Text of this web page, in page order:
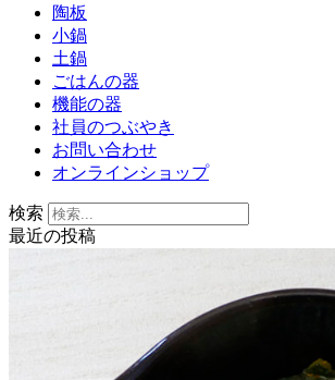
陶板
小鍋
土鍋
ごはんの器
機能の器
社員のつぶやき
お問い合わせ
オンラインショップ
検索
最近の投稿